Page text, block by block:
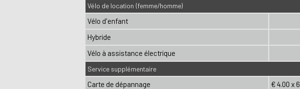
Vélo de location (femme/homme)
Vélo d'enfant
Hybride
Vélo à assistance électrique
Service supplémentaire
Carte de dépannage € 4.00 x 6